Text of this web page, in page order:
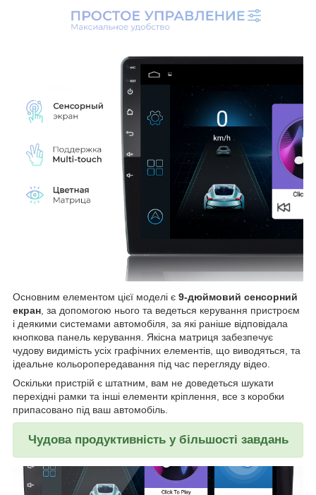
Основним елементом цієї моделі є 9-дюймовий сенсорний
екран, за допомогою нього та ведеться керування пристроєм
і деякими системами автомобіля, за які раніше відповідала
кнопкова панель керування. Якісна матриця забезпечує
чудову видимість усіх графічних елементів, що виводяться, та
ідеальне кольоропередавання під час перегляду відео.
Оскільки пристрій є штатним, вам не доведеться шукати
перехідні рамки та інші елементи кріплення, все з коробки
припасовано під ваш автомобіль.
Чудова продуктивність у більшості завдань